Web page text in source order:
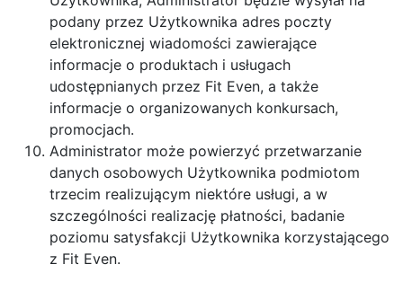
podany przez Użytkownika adres poczty
elektronicznej wiadomości zawierające
informacje o produktach i usługach
udostępnianych przez Fit Even, a także
informacje o organizowanych konkursach,
promocjach.
Administrator może powierzyć przetwarzanie
danych osobowych Użytkownika podmiotom
trzecim realizującym niektóre usługi, a w
szczególności realizację płatności, badanie
poziomu satysfakcji Użytkownika korzystającego
z Fit Even.